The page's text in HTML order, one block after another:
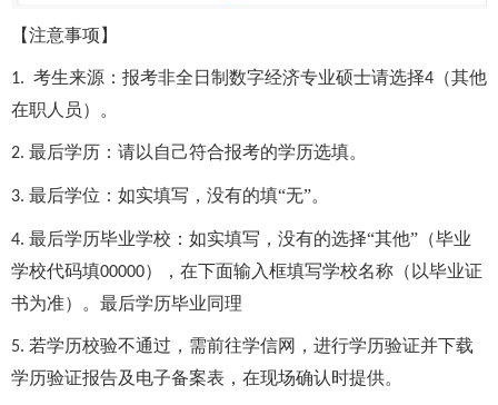
【注意事项】
1. 考生来源：报考非全日制数字经济专业硕士请选择4 （其他
在职人员）。
2. 最后学历：请以自己符合报考的学历选填。
3. 最后学位：如实填写，没有的填“无”。
4. 最后学历毕业学校：如实填写，没有的选择“其他”（毕业
学校代码填00000），在下面输入框填写学校名称（以毕业证
书为准）。最后学历毕业同理
5. 若学历校验不通过，需前往学信网，进行学历验证并下载
学历验证报告及电子备案表，在现场确认时提供。